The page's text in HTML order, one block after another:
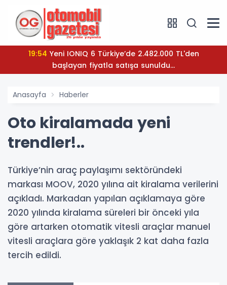
19:54
başlayan fiyatla satışa sunuldu...
Anasayfa Haberler
Oto kiralamada yeni
trendler!..
Türkiye’nin araç paylaşımı sektöründeki
markası MOOV, 2020 yılına ait kiralama verilerini
açıkladı. Markadan yapılan açıklamaya göre
2020 yılında kiralama süreleri bir önceki yıla
göre artarken otomatik vitesli araçlar manuel
vitesli araçlara göre yaklaşık 2 kat daha fazla
tercih edildi.